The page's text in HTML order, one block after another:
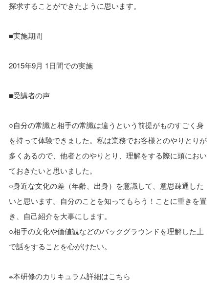
探求することができたように思います。
■実施期間
2015年9月 1日間での実施
■受講者の声
○自分の常識と相手の常識は違うという前提がものすごく身
を持って体験できました。私は業務でお客様とのやりとりが
多くあるので、他者とのやりとり、理解をする際に頭におい
ておきたいと思いました。
○身近な文化の差（年齢、出身）を意識して、意思疎通した
いと思います。自分のことを知ってもらう！ことに重きを置
き、自己紹介を大事にします。
○相手の文化や価値観などのバックグラウンドを理解した上
で話をすることを心がけたい。
※本研修のカリキュラム詳細はこちら